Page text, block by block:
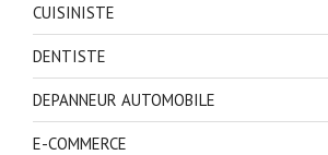
CUISINISTE
DENTISTE
DEPANNEUR AUTOMOBILE
E-COMMERCE